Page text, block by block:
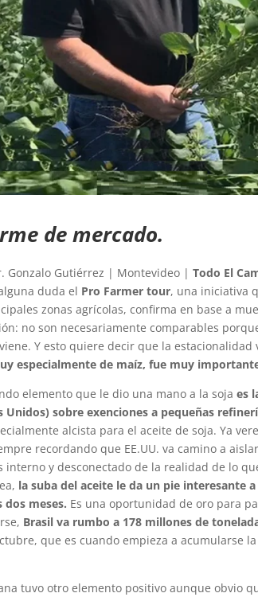
de mercado.
Gonzalo Gutiérrez | Montevideo |Todo El
duda el Pro Farmer tour, una iniciativa
zonas agrícolas, confirma en base a
no son necesariamente comparables
Y esto quiere decir que la estacionalidad
especialmente de maíz, fue muy
elemento que le dio una mano a la sojaes
Unidos) sobre exenciones a pequeñas
alcista para el aceite de soja. Ya
recordando que EE.UU. va camino a
interno y desconectado de la realidad de lo
la suba del aceite le da un pie interesante
dos meses. Es una oportunidad de oro para
Brasil va rumbo a 178 millones de
que es cuando empieza a acumularse
tuvo otro elemento positivo aunque obvio